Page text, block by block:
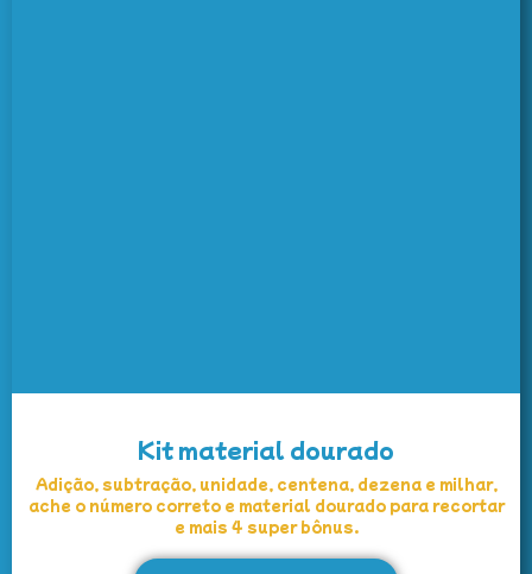
Kit material dourado
Adição, subtração, unidade, centena, dezena e milhar,
ache o número correto e material dourado para recortar
e mais 4 super bônus.